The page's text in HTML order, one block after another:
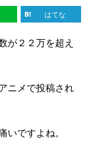
はてな
が２２万を超え
ニメで投稿され
ですよね。